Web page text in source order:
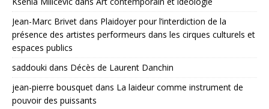
Jean-Marc Brivet dans Plaidoyer pour l’interdiction de la
présence des artistes performeurs dans les cirques culturels et
espaces publics
saddouki dans Décès de Laurent Danchin
jean-pierre bousquet dans La laideur comme instrument de
pouvoir des puissants